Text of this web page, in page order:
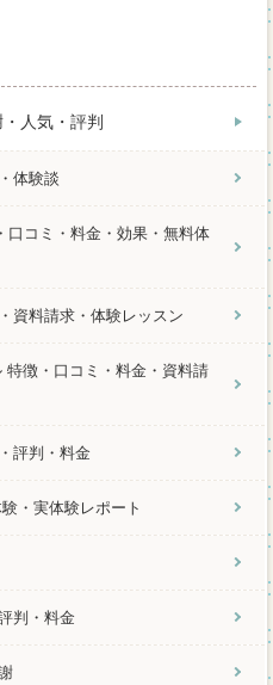
人気・評判
体験談
口コミ・料金・効果・無料体
資料請求・体験レッスン
特徴・口コミ・料金・資料請
評判・料金
・実体験レポート
判・料金